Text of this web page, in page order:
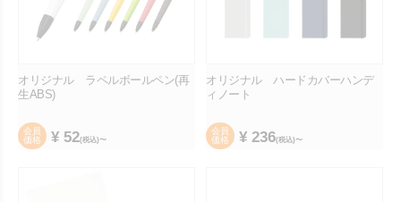
オリジナル ラペルボールペン(再
生ABS)
会員
価格
¥ 52(税込)〜
オリジナル ハードカバーハンデ
ィノート
会員
価格
¥236(税込)〜